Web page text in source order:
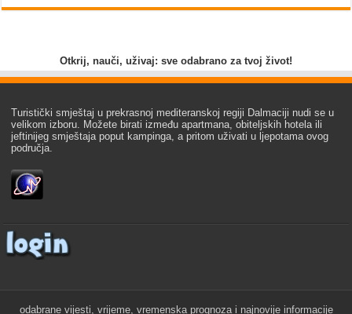
Otkrij, nauči, uživaj: sve odabrano za tvoj život!
Turistički smještaj u prekrasnoj mediteranskoj regiji Dalmaciji nudi se u
velikom izboru. Možete birati između apartmana, obiteljskih hotela ili
jeftinijeg smještaja poput kampinga, a pritom uživati u ljepotama ovog
područja.
odabrane vijesti, vrijeme, vremenska prognoza i najnovije informacije